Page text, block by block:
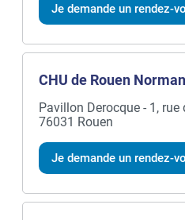
Je demande un rendez-
CHU de Rouen
Pavillon Derocque - 1, rue
76031 Rouen
Je demande un rendez-